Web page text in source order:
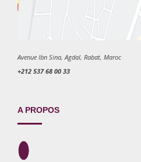
Avenue Ibn Sina, Agdal, Rabat, Maroc
+212 537 68 00 33
A PROPOS